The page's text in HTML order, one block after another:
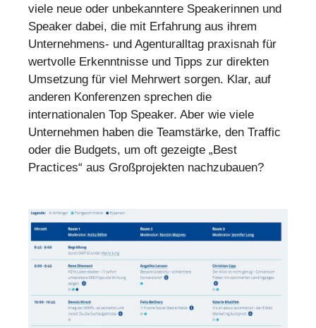
viele neue oder unbekanntere Speakerinnen und
Speaker dabei, die mit Erfahrung aus ihrem
Unternehmens- und Agenturalltag praxisnah für
wertvolle Erkenntnisse und Tipps zur direkten
Umsetzung für viel Mehrwert sorgen. Klar, auf
anderen Konferenzen sprechen die
internationalen Top Speaker. Aber wie viele
Unternehmen haben die Teamstärke, den Traffic
oder die Budgets, um oft gezeigte „Best
Practices“ aus Großprojekten nachzubauen?